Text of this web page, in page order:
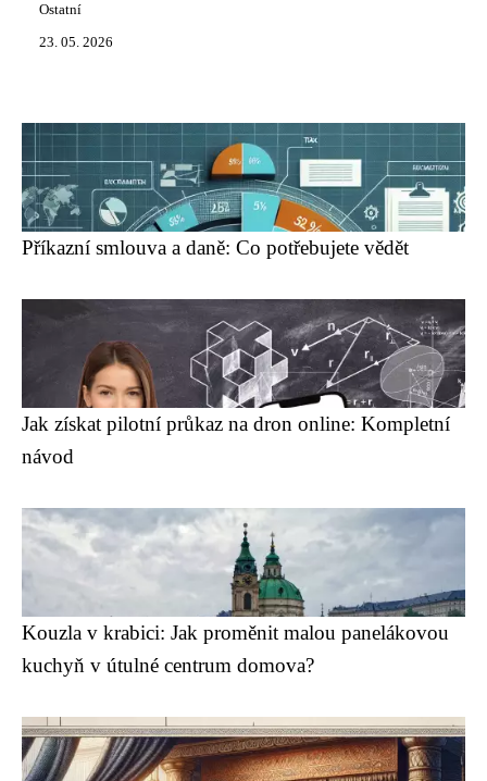
Ostatní
23. 05. 2026
Příkazní smlouva a daně: Co potřebujete vědět
Jak získat pilotní průkaz na dron online: Kompletní
návod
Kouzla v krabici: Jak proměnit malou panelákovou
kuchyň v útulné centrum domova?